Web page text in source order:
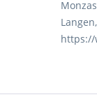
https://